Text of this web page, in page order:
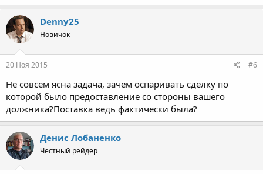
Denny25
Новичок
20 Ноя 2015 #6
Не совсем ясна задача, зачем оспаривать сделку по
которой было предоставление со стороны вашего
должника?Поставка ведь фактически была?
Денис Лобаненко
Честный рейдер